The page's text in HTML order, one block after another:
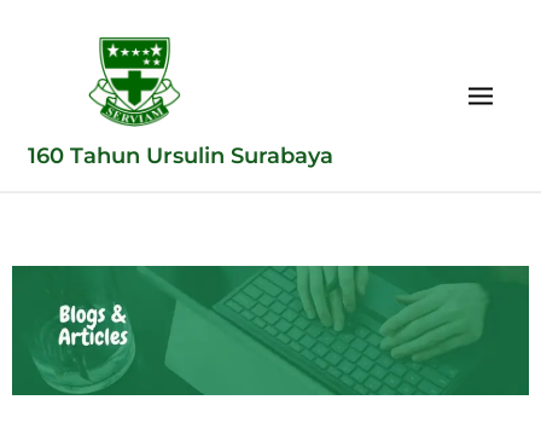
160 Tahun Ursulin Surabaya